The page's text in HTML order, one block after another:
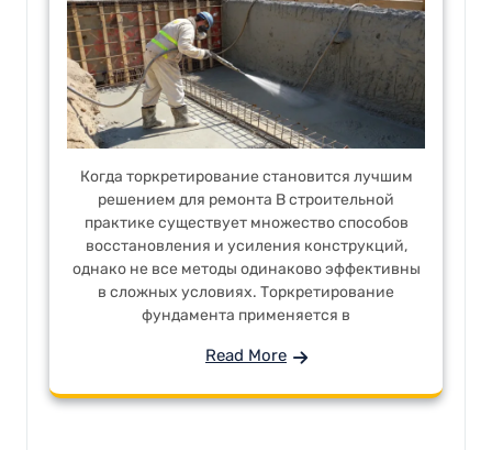
Когда торкретирование становится лучшим
решением для ремонта В строительной
практике существует множество способов
восстановления и усиления конструкций,
однако не все методы одинаково эффективны
в сложных условиях. Торкретирование
фундамента применяется в
Read More